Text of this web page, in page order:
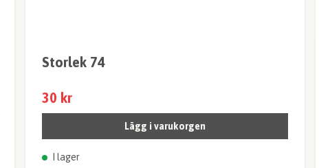
Storlek 74
30 kr
Lägg i varukorgen
I lager